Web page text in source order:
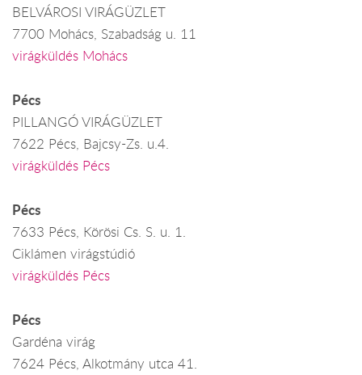
BELVÁROSI VIRÁGÜZLET
7700 Mohács, Szabadság u. 11
virágküldés Mohács
Pécs
PILLANGÓ VIRÁGÜZLET
7622 Pécs, Bajcsy-Zs. u.4.
virágküldés Pécs
Pécs
7633 Pécs, Körösi Cs. S. u. 1.
Ciklámen virágstúdió
virágküldés Pécs
Pécs
Gardéna virág
7624 Pécs, Alkotmány utca 41.